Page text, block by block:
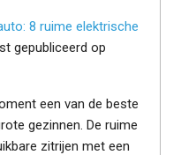
8 ruime elektrische
gepubliceerd op
een van de beste
gezinnen. De ruime
zitrijen met een